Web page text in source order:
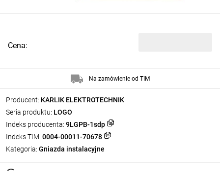
Producent: KARLIK ELEKTROTECHNIK
Seria produktu: LOGO
Indeks producenta: 9LGPB-1sdp
Indeks TIM: 0004-00011-70678
Kategoria: Gniazda instalacyjne
Cena:
Na zamówienie od TIM